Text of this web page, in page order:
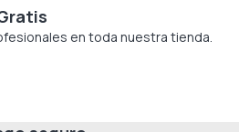
en toda nuestra tienda.